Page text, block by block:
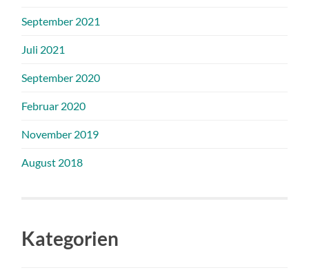
September 2021
Juli 2021
September 2020
Februar 2020
November 2019
August 2018
Kategorien